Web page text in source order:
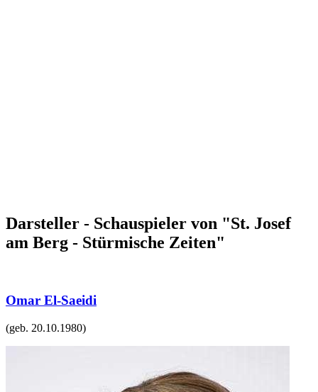
Darsteller - Schauspieler von "St. Josef
am Berg - Stürmische Zeiten"
Omar El-Saeidi
(geb. 20.10.1980)